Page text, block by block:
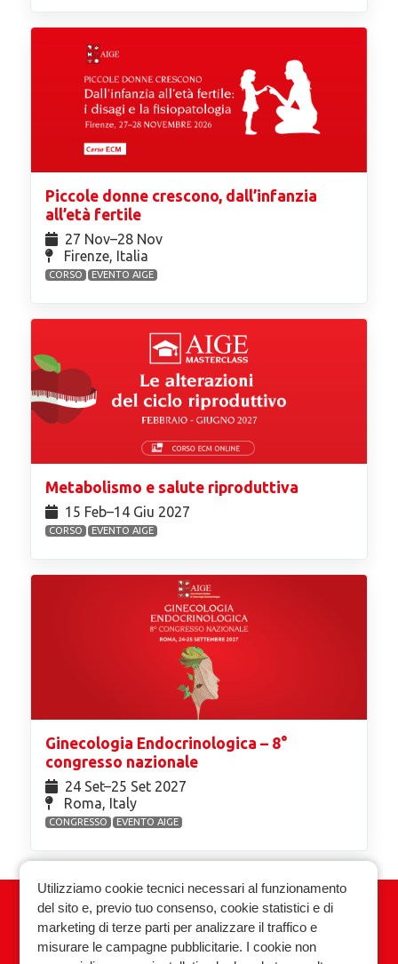
Piccole donne crescono, dall’infanzia
all’età fertile
27 Nov⁠–28 Nov
Firenze, Italia
CORSO EVENTO AIGE
Metabolismo e salute riproduttiva
15 Feb⁠–14 Giu 2027
CORSO EVENTO AIGE
Ginecologia Endocrinologica – 8°
congresso nazionale
24 Set⁠–25 Set 2027
Roma, Italy
CONGRESSO EVENTO AIGE
Associazione Italiana Ginecologia
Endocrinologica
Utilizziamo cookie tecnici necessari al funzionamento
del sito e, previo tuo consenso, cookie statistici e di
marketing di terze parti per analizzare il traffico e
misurare le campagne pubblicitarie. I cookie non